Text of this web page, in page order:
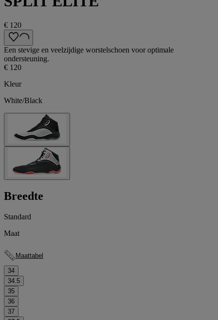
€ 120
Een stevige en veelzijdige worstelschoen voor optimale
ondersteuning.
€ 120
Kleur
White/Black
Breedte
Standard
Maat
Maattabel
34
34.5
35
36
37